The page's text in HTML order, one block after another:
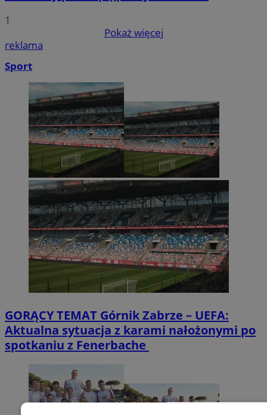
1
Pokaż więcej
reklama
Sport
GORĄCY TEMAT Górnik Zabrze – UEFA:
Aktualna sytuacja z karami nałożonymi po
spotkaniu z Fenerbache